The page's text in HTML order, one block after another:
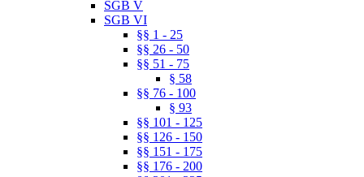
SGB V
SGB VI
§§ 1 - 25
§§ 26 - 50
§§ 51 - 75
§ 58
§§ 76 - 100
§ 93
§§ 101 - 125
§§ 126 - 150
§§ 151 - 175
§§ 176 - 200